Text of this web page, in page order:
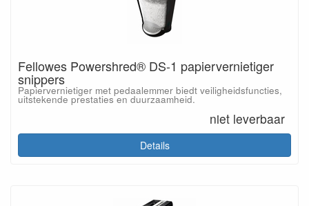
Fellowes Powershred® DS-1 papiervernietiger
snippers
Papiervernietiger met pedaalemmer biedt veiligheidsfuncties,
uitstekende prestaties en duurzaamheid.
niet leverbaar
Details